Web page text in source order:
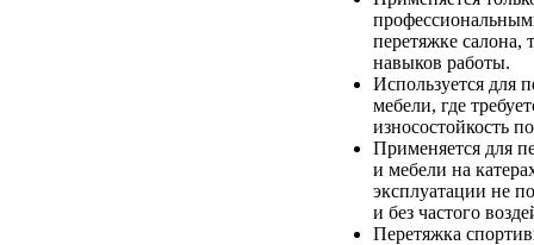
перетяжке салона,
навыков работы.
Используется для
мебели, где
износостойкость
Применяется для
и мебели на
эксплуатации не
и без частого
Перетяжка